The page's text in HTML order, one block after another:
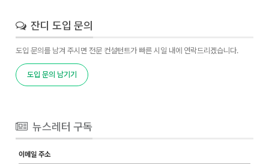
잔디 도입 문의
도입 문의를 남겨 주시면 전문 컨설턴트가 빠른 시일 내에 연락드리겠습니다.
도입 문의 남기기
뉴스레터 구독
이메일 주소